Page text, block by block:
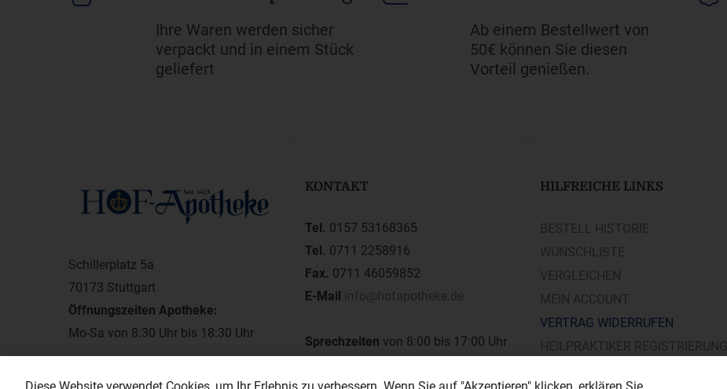
Ihre Waren werden sicher
verpackt und in einem Stück
geliefert
Ab einem Bestellwert von
50€ können Sie diesen
Vorteil genießen.
Schillerplatz 5a
70173 Stuttgart
Öffnungszeiten Apotheke:
Mo-Sa von 8:30 Uhr bis 18:30 Uhr
KONTAKT
Tel. 0157 53168365
Tel. 0711 2258916
Fax. 0711 46059852
E-Mail
info@hofapotheke.de
Sprechzeiten von 8:00 bis 17:00 Uhr
HILFREICHE LINKS
BESTELL HISTORIE
WUNSCHLISTE
VERGLEICHEN
MEIN ACCOUNT
VERTRAG WIDERRUFEN
HEILPRAKTIKER REGISTRIERUNG